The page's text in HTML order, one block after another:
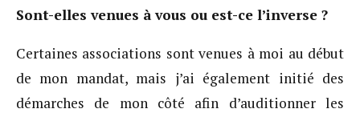
Sont-elles venues à vous ou est-ce l’inverse ?
Certaines associations sont venues à moi au début
de mon mandat, mais j’ai également initié des
démarches de mon côté afin d’auditionner les